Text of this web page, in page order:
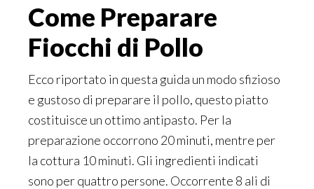
Come Preparare
Fiocchi di Pollo
Ecco riportato in questa guida un modo sfizioso
e gustoso di preparare il pollo, questo piatto
costituisce un ottimo antipasto. Per la
preparazione occorrono 20 minuti, mentre per
la cottura 10 minuti. Gli ingredienti indicati
sono per quattro persone. Occorrente 8 ali di